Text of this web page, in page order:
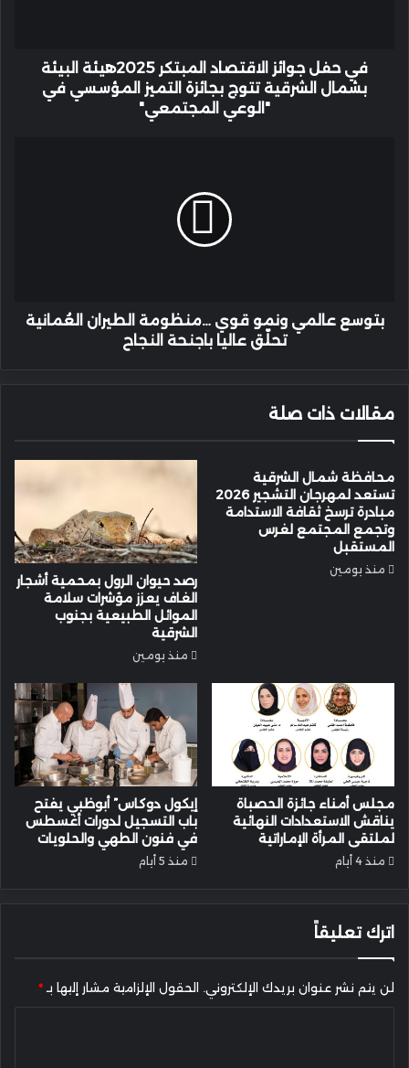
بجائزة
في حفل جوائز الاقتصاد المبتكر 2025هيئة البيئة
بشمال الشرقية تتوج بجائزة التميز المؤسسي في
"الوعي المجتمعي"
عاليا
بتوسع عالمي ونمو قوي …منظومة الطيران العُمانية
تحلّق عاليا باجنحة النجاح
مقالات ذات صلة
محافظة شمال الشرقية
تستعد لمهرجان التشجير 2026
مبادرة ترسخ ثقافة الاستدامة
وتجمع المجتمع لغرس
المستقبل
منذ يومين
رصد حيوان الرول بمحمية أشجار
الغاف يعزز مؤشرات سلامة
الموائل الطبيعية بجنوب
الشرقية
منذ يومين
مجلس أمناء جائزة الحصباة
يناقش الاستعدادات النهائية
لملتقى المرأة الإماراتية
منذ 4 أيام
إيكول دوكاس” أبوظبي يفتح
باب التسجيل لدورات أغسطس
في فنون الطهي والحلويات
منذ 5 أيام
اترك تعليقاً
لن يتم نشر عنوان بريدك الإلكتروني. الحقول الإلزامية مشار إليها بـ *